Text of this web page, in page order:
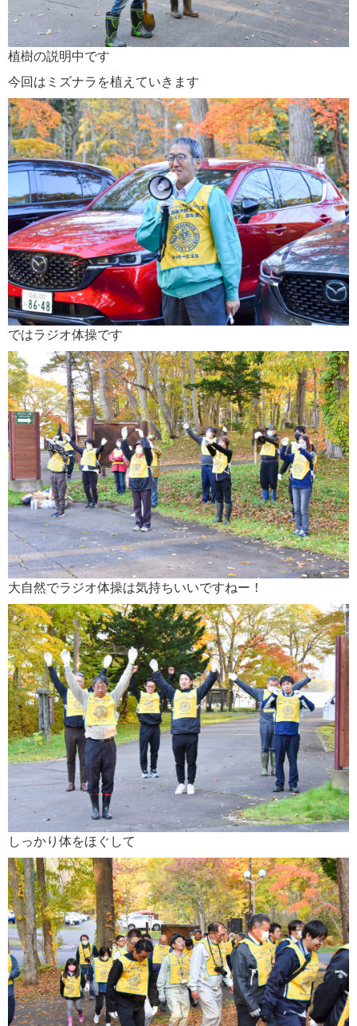
植樹の説明中です
今回はミズナラを植えていきます
ではラジオ体操です
大自然でラジオ体操は気持ちいいですねー！
しっかり体をほぐして